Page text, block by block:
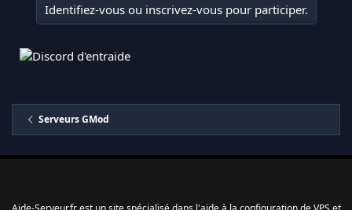
Identifiez-vous ou inscrivez-vous pour participer.
Serveurs GMod